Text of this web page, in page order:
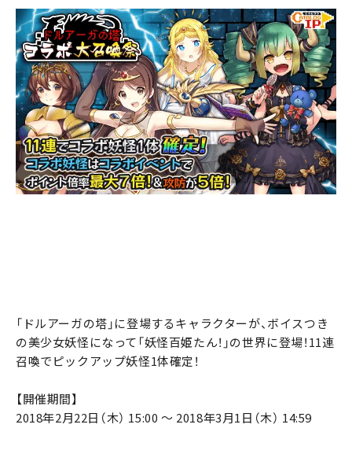
「ドルアーガの塔」に登場するキャラクターが、ボイスつき
の美少女妖怪になって「妖怪百姫たん！」の世界に登場！11連
召喚でピックアップ妖怪1体確定！
【開催期間】
2018年2月22日（木） 15:00 ～ 2018年3月1日（木） 14:59